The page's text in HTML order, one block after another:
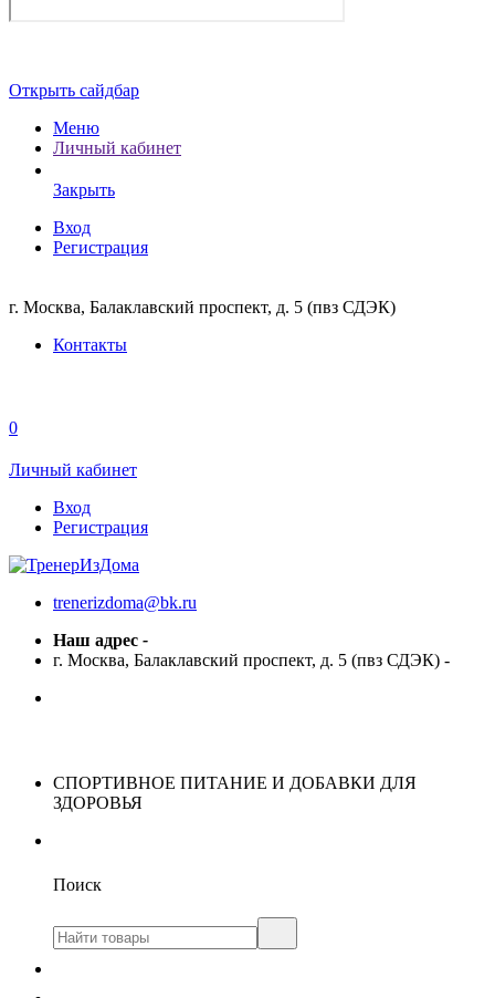
Открыть сайдбар
Меню
Личный кабинет
Закрыть
Вход
Регистрация
г. Москва, Балаклавский проспект, д. 5 (пвз СДЭК)
Контакты
0
Личный кабинет
Вход
Регистрация
trenerizdoma@bk.ru
Наш адрес -
г. Москва, Балаклавский проспект, д. 5 (пвз СДЭК) -
СПОРТИВНОЕ ПИТАНИЕ И ДОБАВКИ ДЛЯ
ЗДОРОВЬЯ
Поиск